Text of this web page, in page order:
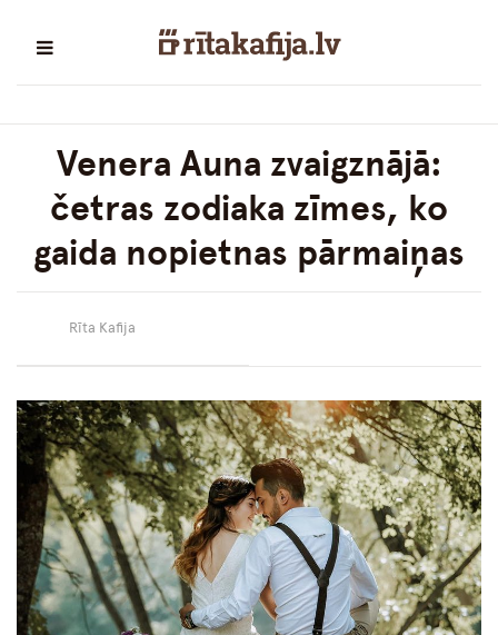
Venera Auna zvaigznājā:
četras zodiaka zīmes, ko
gaida nopietnas pārmaiņas
Rīta Kafija